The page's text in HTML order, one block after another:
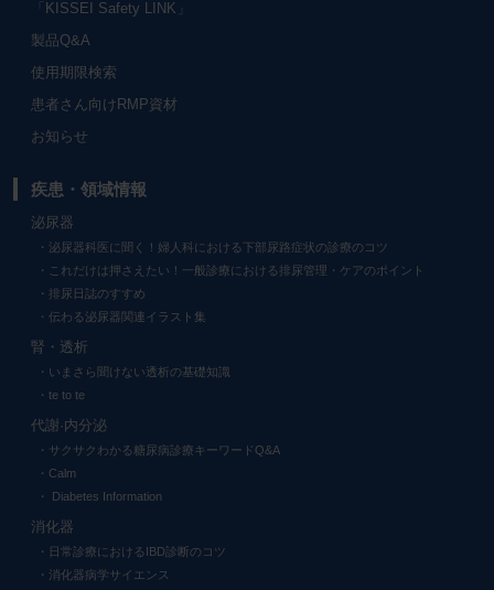
「KISSEI Safety LINK」
製品Q&A
使用期限検索
患者さん向けRMP資材
お知らせ
疾患・領域情報
泌尿器
泌尿器科医に聞く！婦人科における下部尿路症状の診療のコツ
これだけは押さえたい！一般診療における排尿管理・ケアのポイント
排尿日誌のすすめ
伝わる泌尿器関連イラスト集
腎・透析
いまさら聞けない透析の基礎知識
te to te
代謝·内分泌
サクサクわかる糖尿病診療キーワードQ&A
Calm
Diabetes Information
消化器
日常診療におけるIBD診断のコツ
消化器病学サイエンス